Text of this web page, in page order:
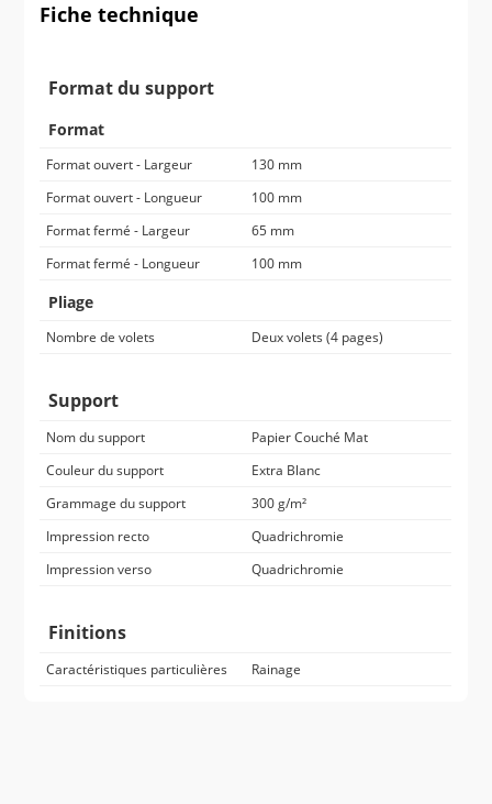
Fiche technique
Format du support
Format
Format ouvert - Largeur
130 mm
Format ouvert - Longueur
100 mm
Format fermé - Largeur
65 mm
Format fermé - Longueur
100 mm
Pliage
Nombre de volets Deux volets (4 pages)
Support
Nom du support
Papier Couché Mat
Couleur du support
Extra Blanc
Grammage du support
300 g/m²
Impression recto
Quadrichromie
Impression verso
Quadrichromie
Finitions
Caractéristiques particulières Rainage